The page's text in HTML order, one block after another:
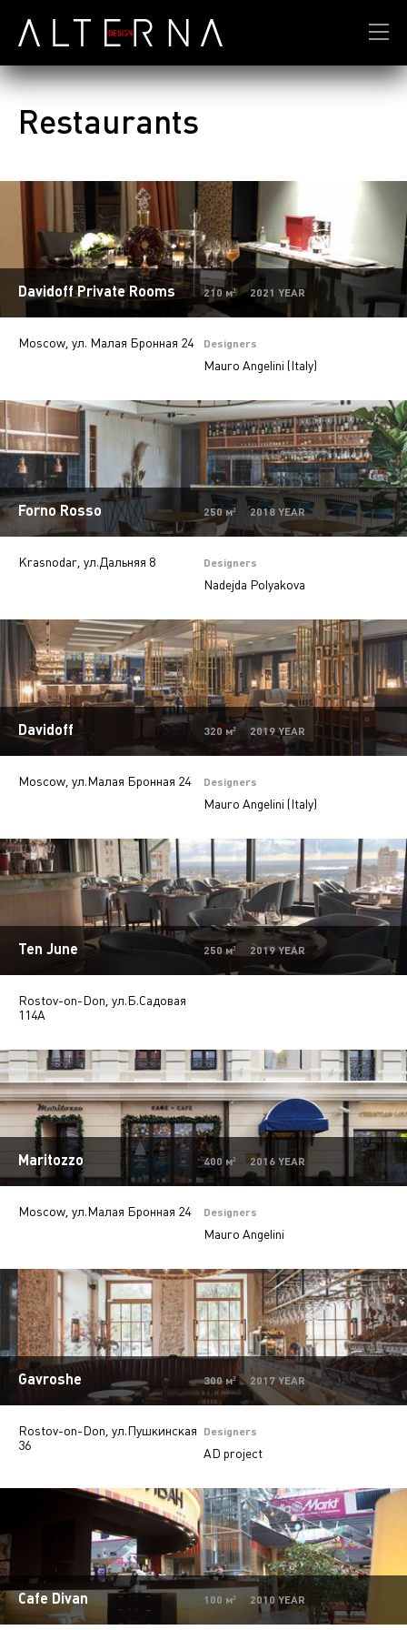
Restaurants
Davidoff Private Rooms 210 м² 2021 YEAR
Moscow, ул. Малая Бронная 24 Designers
Mauro Angelini (Italy)
Forno Rosso 250 м² 2018 YEAR
Krasnodar, ул.Дальняя 8 Designers
Nadejda Polyakova
Davidoff 320 м² 2019 YEAR
Moscow, ул.Малая Бронная 24 Designers
Mauro Angelini (Italy)
Ten June 250 м² 2019 YEAR
Rostov-on-Don, ул.Б.Садовая
114А
Maritozzo 400 м² 2016 YEAR
Moscow, ул.Малая Бронная 24 Designers
Mauro Angelini
Gavroshe 300 м² 2017 YEAR
Rostov-on-Don, ул.Пушкинская
36
Designers
AD project
Cafe Divan 100 м² 2010 YEAR